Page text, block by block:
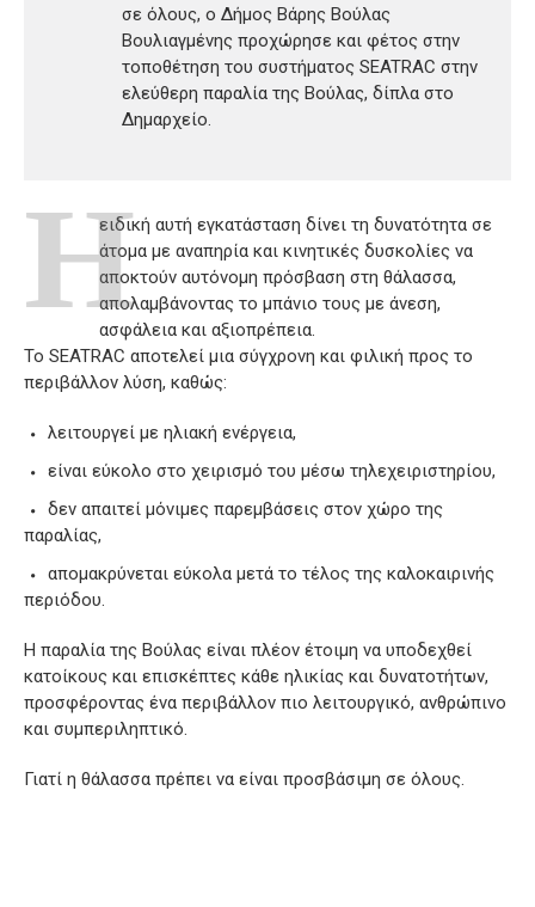
σε όλους, ο Δήμος Βάρης Βούλας
Βουλιαγμένης προχώρησε και φέτος στην
τοποθέτηση του συστήματος SEATRAC στην
ελεύθερη παραλία της Βούλας, δίπλα στο
Δημαρχείο.
Ηειδική αυτή εγκατάσταση δίνει τη δυνατότητα σε
άτομα με αναπηρία και κινητικές δυσκολίες να
αποκτούν αυτόνομη πρόσβαση στη θάλασσα,
απολαμβάνοντας το μπάνιο τους με άνεση,
ασφάλεια και αξιοπρέπεια.
Το SEATRAC αποτελεί μια σύγχρονη και φιλική προς το
περιβάλλον λύση, καθώς:
λειτουργεί με ηλιακή ενέργεια,
είναι εύκολο στο χειρισμό του μέσω τηλεχειριστηρίου,
δεν απαιτεί μόνιμες παρεμβάσεις στον χώρο της
παραλίας,
απομακρύνεται εύκολα μετά το τέλος της καλοκαιρινής
περιόδου.
Η παραλία της Βούλας είναι πλέον έτοιμη να υποδεχθεί
κατοίκους και επισκέπτες κάθε ηλικίας και δυνατοτήτων,
προσφέροντας ένα περιβάλλον πιο λειτουργικό, ανθρώπινο
και συμπεριληπτικό.
Γιατί η θάλασσα πρέπει να είναι προσβάσιμη σε όλους.